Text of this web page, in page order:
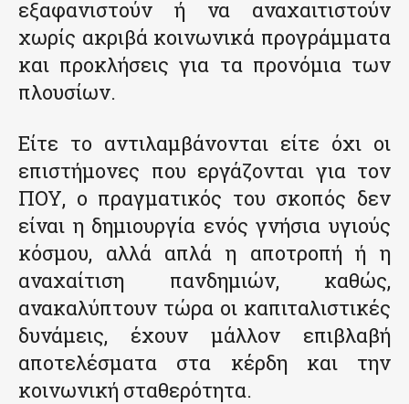
εξαφανιστούν ή να αναχαιτιστούν
χωρίς ακριβά κοινωνικά προγράμματα
και προκλήσεις για τα προνόμια των
πλουσίων.
Είτε το αντιλαμβάνονται είτε όχι οι
επιστήμονες που εργάζονται για τον
ΠΟΥ, ο πραγματικός του σκοπός δεν
είναι η δημιουργία ενός γνήσια υγιούς
κόσμου, αλλά απλά η αποτροπή ή η
αναχαίτιση πανδημιών, καθώς,
ανακαλύπτουν τώρα οι καπιταλιστικές
δυνάμεις, έχουν μάλλον επιβλαβή
αποτελέσματα στα κέρδη και την
κοινωνική σταθερότητα.